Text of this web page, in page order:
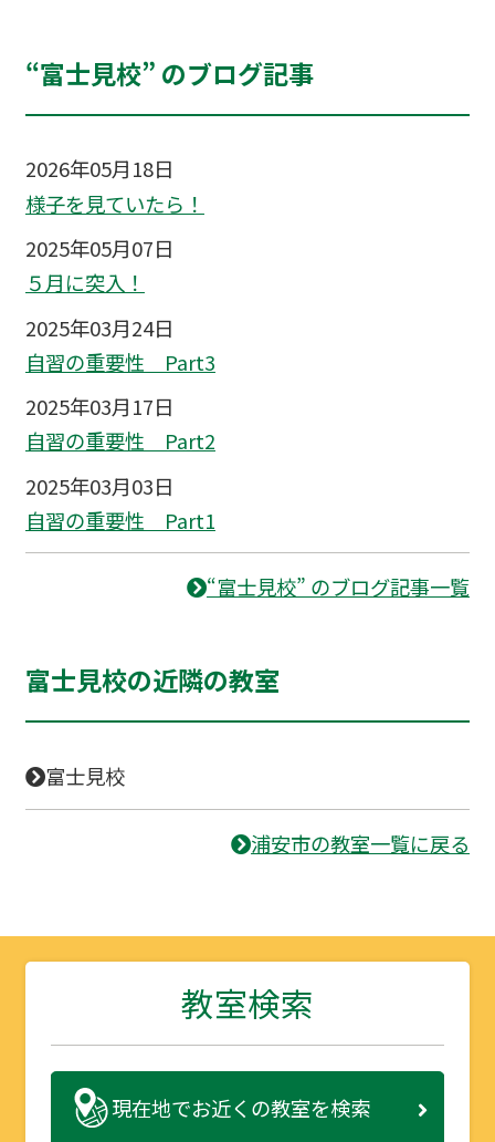
“富士見校” のブログ記事
2026年05月18日
様子を見ていたら！
2025年05月07日
５月に突入！
2025年03月24日
自習の重要性 Part3
2025年03月17日
自習の重要性 Part2
2025年03月03日
自習の重要性 Part1
“富士見校” のブログ記事一覧
富士見校の近隣の教室
富士見校
浦安市の教室一覧に戻る
教室検索
現在地でお近くの教室を検索